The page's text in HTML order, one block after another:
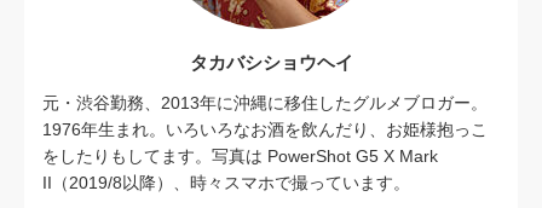
タカバシショウヘイ
元・渋谷勤務、2013年に沖縄に移住したグルメブロガー。
1976年生まれ。いろいろなお酒を飲んだり、お姫様抱っこ
をしたりもしてます。写真は PowerShot G5 X Mark
II（2019/8以降）、時々スマホで撮っています。